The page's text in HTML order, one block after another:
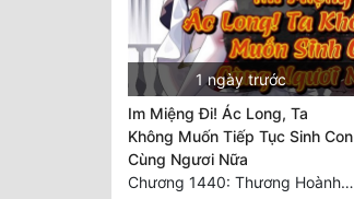
1 ngày trước
Im Miệng Đi! Ác Long, Ta
Không Muốn Tiếp Tục Sinh Con
Cùng Ngươi Nữa
Chương 1440: Thương Hoành Vạn Vật (7)